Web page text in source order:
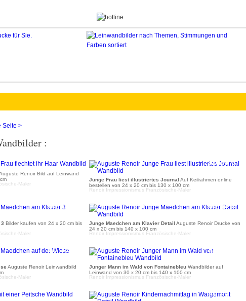
Seite >
:
Renoir Bild auf Leinwand
Maler
Junge Frau liest illustriertes Journal Auf Keilrahmen online
bestellen von 24 x 20 cm bis 130 x 100 cm
ab 35 €
Renoir Impressionismus Französische-Maler
Bilder kaufen von 24 x 20 cm bis
ab 35 €
Maler
Junge Maedchen am Klavier Detail Auguste Renoir Drucke von
24 x 20 cm bis 140 x 100 cm
ab 35 €
Renoir Impressionismus Französische-Maler
Auguste Renoir Leinwandbild
ab 35 €
Maler
Junger Mann im Wald von Fontainebleu Wandbilder auf
Leinwand von 30 x 20 cm bis 140 x 100 cm
ab 36 €
Renoir Impressionismus Französische-Maler
ab 35 €